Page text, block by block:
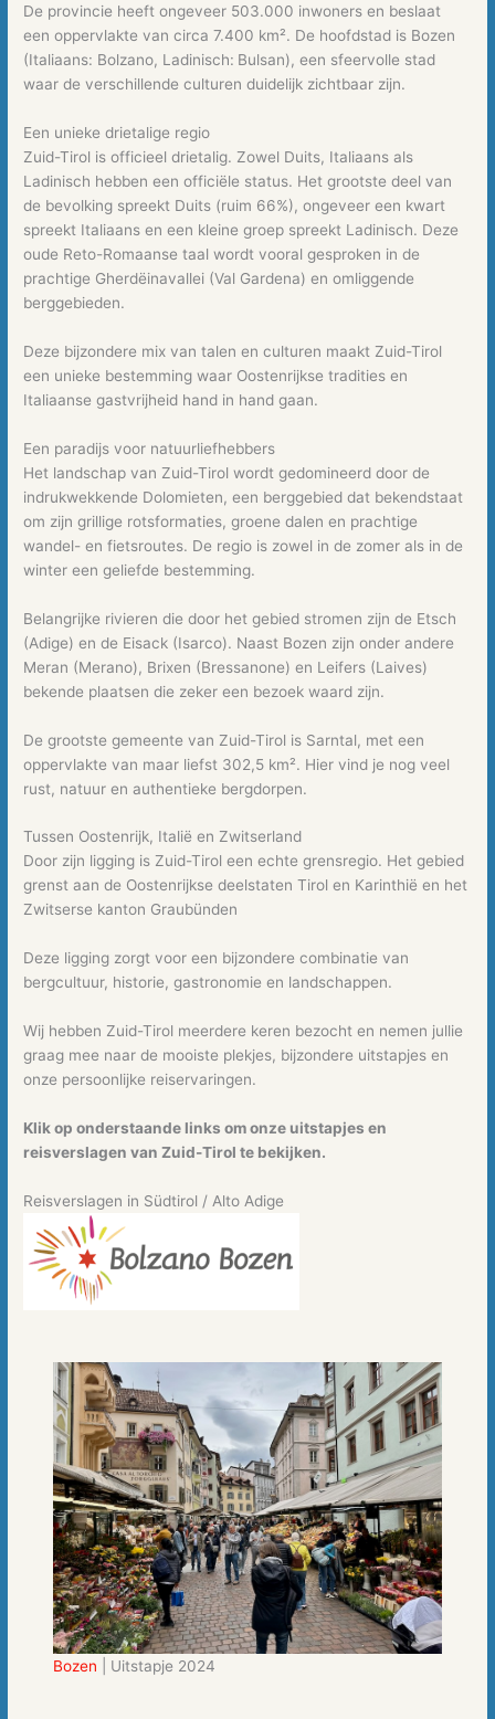
De provincie heeft ongeveer 503.000 inwoners en beslaat
een oppervlakte van circa 7.400 km². De hoofdstad is Bozen
(Italiaans: Bolzano, Ladinisch: Bulsan), een sfeervolle stad
waar de verschillende culturen duidelijk zichtbaar zijn.
Een unieke drietalige regio
Zuid-Tirol is officieel drietalig. Zowel Duits, Italiaans als
Ladinisch hebben een officiële status. Het grootste deel van
de bevolking spreekt Duits (ruim 66%), ongeveer een kwart
spreekt Italiaans en een kleine groep spreekt Ladinisch. Deze
oude Reto-Romaanse taal wordt vooral gesproken in de
prachtige Gherdëinavallei (Val Gardena) en omliggende
berggebieden.
Deze bijzondere mix van talen en culturen maakt Zuid-Tirol
een unieke bestemming waar Oostenrijkse tradities en
Italiaanse gastvrijheid hand in hand gaan.
Een paradijs voor natuurliefhebbers
Het landschap van Zuid-Tirol wordt gedomineerd door de
indrukwekkende Dolomieten, een berggebied dat bekendstaat
om zijn grillige rotsformaties, groene dalen en prachtige
wandel- en fietsroutes. De regio is zowel in de zomer als in de
winter een geliefde bestemming.
Belangrijke rivieren die door het gebied stromen zijn de Etsch
(Adige) en de Eisack (Isarco). Naast Bozen zijn onder andere
Meran (Merano), Brixen (Bressanone) en Leifers (Laives)
bekende plaatsen die zeker een bezoek waard zijn.
De grootste gemeente van Zuid-Tirol is Sarntal, met een
oppervlakte van maar liefst 302,5 km². Hier vind je nog veel
rust, natuur en authentieke bergdorpen.
Tussen Oostenrijk, Italië en Zwitserland
Door zijn ligging is Zuid-Tirol een echte grensregio. Het gebied
grenst aan de Oostenrijkse deelstaten Tirol en Karinthië en het
Zwitserse kanton Graubünden
Deze ligging zorgt voor een bijzondere combinatie van
bergcultuur, historie, gastronomie en landschappen.
Wij hebben Zuid-Tirol meerdere keren bezocht en nemen jullie
graag mee naar de mooiste plekjes, bijzondere uitstapjes en
onze persoonlijke reiservaringen.
Klik op onderstaande links om onze uitstapjes en
reisverslagen van Zuid-Tirol te bekijken.
Reisverslagen in Südtirol / Alto Adige
Bozen | Uitstapje 2024